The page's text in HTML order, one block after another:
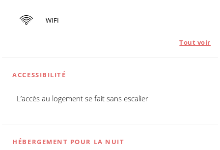
WIFI
Tout voir
ACCESSIBILITÉ
L’accès au logement se fait sans escalier
HÉBERGEMENT POUR LA NUIT